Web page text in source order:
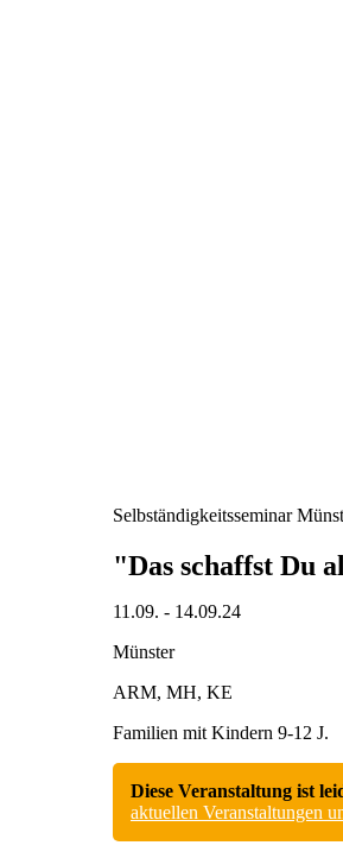
Selbständigkeitsseminar
"Das schaffst Du
11.09. - 14.09.24
Münster
ARM, MH, KE
Familien mit Kindern 9-12 J.
Diese Veranstaltung ist
aktuellen Veranstaltungen